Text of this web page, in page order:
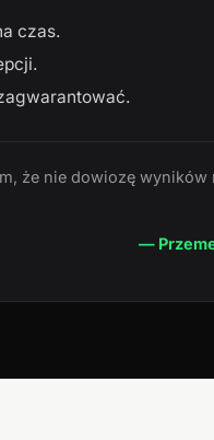
czas.
że nie dowiozę wyników
—